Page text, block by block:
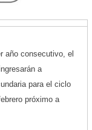
año consecutivo, el
a
para el ciclo
próximo a